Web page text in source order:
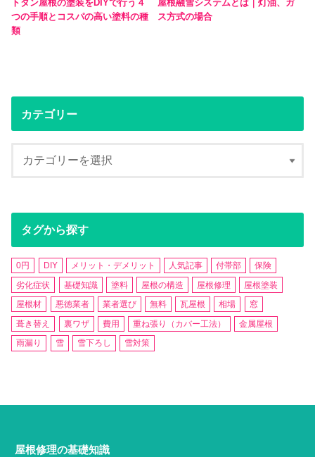
トタン屋根の塗装をDIYで行う４
つの手順とコスパの高い塗料の種
類
屋根融雪システムとは｜灯油、ガ
ス方式の場合
カテゴリー
タグから探す
0円 DIY メリット・デメリット 人気記事 付帯部
保険
劣化症状
基礎知識 塗料 屋根の構造 屋根修理
屋根塗装
屋根材
悪徳業者 業者選び 無料 瓦屋根 相場
窓
葺き替え
裏ワザ 費用 重ね張り（カバー工法）
金属屋根
雨漏り
雪 雪下ろし 雪対策
屋根修理の基礎知識